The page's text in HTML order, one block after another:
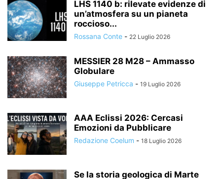
LHS 1140 b: rilevate evidenze di
un’atmosfera su un pianeta
roccioso...
Rossana Conte - 22 Luglio 2026
MESSIER 28 M28 – Ammasso
Globulare
Giuseppe Petricca - 19 Luglio 2026
AAA Eclissi 2026: Cercasi
Emozioni da Pubblicare
Redazione Coelum - 18 Luglio 2026
Se la storia geologica di Marte